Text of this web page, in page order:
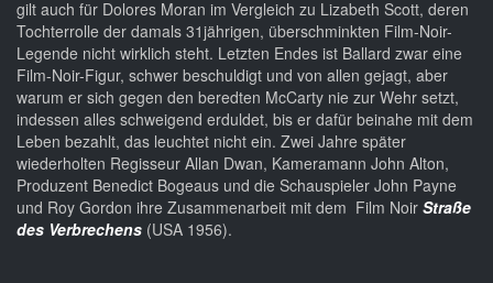
gilt auch für Dolores Moran im Vergleich zu Lizabeth Scott, deren
Tochterrolle der damals 31jährigen, überschminkten Film-Noir-
Legende nicht wirklich steht. Letzten Endes ist Ballard zwar eine
Film-Noir-Figur, schwer beschuldigt und von allen gejagt, aber
warum er sich gegen den beredten McCarty nie zur Wehr setzt,
indessen alles schweigend erduldet, bis er dafür beinahe mit dem
Leben bezahlt, das leuchtet nicht ein. Zwei Jahre später
wiederholten Regisseur Allan Dwan, Kameramann John Alton,
Produzent Benedict Bogeaus und die Schauspieler John Payne
und Roy Gordon ihre Zusammenarbeit mit dem Film Noir Straße
des Verbrechens (USA 1956).